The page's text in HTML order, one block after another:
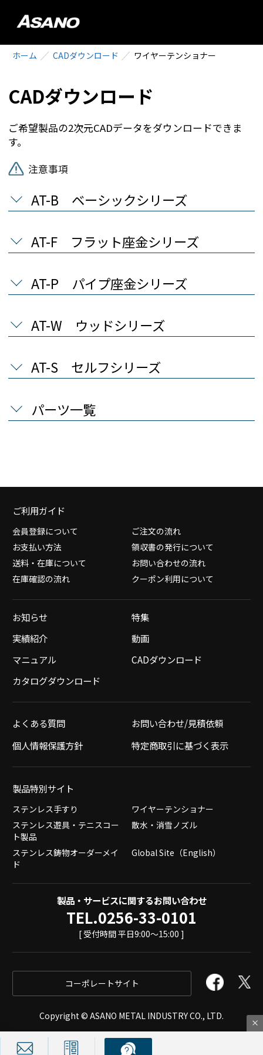
ホーム CADダウンロード ワイヤーテンショナー
CADダウンロード
ご希望製品の2次元CADデータをダウンロードできま
す。
注意事項
AT-B ベーシックシリーズ
AT-F フラット座金シリーズ
AT-P パイプ座金シリーズ
AT-W ウッドシリーズ
AT-S セルフシリーズ
パーツ一覧
ご利用ガイド
会員登録について
ご注文の流れ
お支払い方法
領収書の発行について
送料・在庫について
お問い合わせの流れ
在庫確認の流れ
クーポン利用について
お知らせ
特集
実績紹介
動画
マニュアル
CADダウンロード
カタログダウンロード
よくある質問
お問い合わせ/見積依頼
個人情報保護方針
特定商取引に基づく表示
製品特別サイト
ステンレス手すり
ワイヤーテンショナー
ステンレス遊具・テニスコー
ト製品
散水・消雪ノズル
ステンレス鋳物オーダーメイ
ド
Global Site（English）
製品・サービスに関するお問い合わせ
TEL.0256-33-0101
[ 受付時間 平日9:00～15:00 ]
コーポレートサイト
Copyright © ASANO METAL INDUSTRY CO., LTD.